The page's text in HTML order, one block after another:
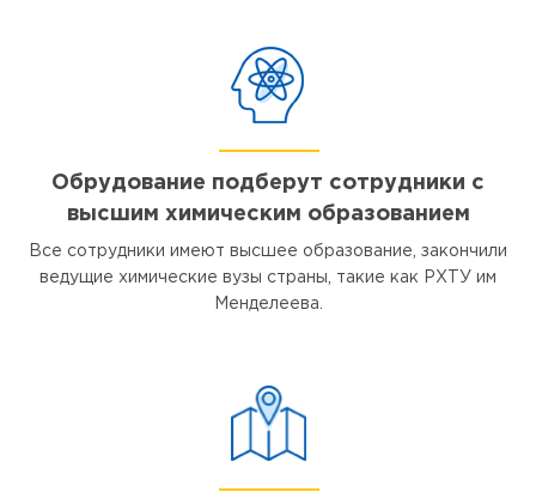
Обрудование подберут сотрудники с
высшим химическим образованием
Все сотрудники имеют высшее образование, закончили
ведущие химические вузы страны, такие как РХТУ им
Менделеева.